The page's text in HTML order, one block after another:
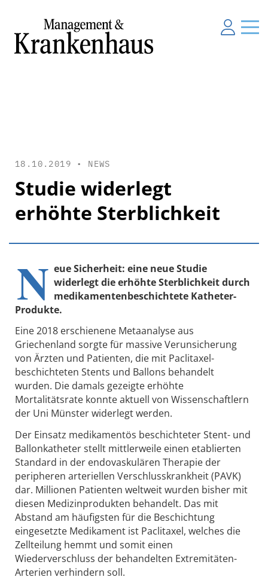
18.10.2019 • NEWS
Studie widerlegt
erhöhte Sterblichkeit
N eue Sicherheit: eine neue Studie
widerlegt die erhöhte Sterblichkeit durch
medikamentenbeschichtete Katheter-
Produkte.
Eine 2018 erschienene Metaanalyse aus
Griechenland sorgte für massive Verunsicherung
von Ärzten und Patienten, die mit Paclitaxel-
beschichteten Stents und Ballons behandelt
wurden. Die damals gezeigte erhöhte
Mortalitätsrate konnte aktuell von Wissenschaftlern
der Uni Münster widerlegt werden.
Der Einsatz medikamentös beschichteter Stent- und
Ballonkatheter stellt mittlerweile einen etablierten
Standard in der endovaskulären Therapie der
peripheren arteriellen Verschlusskrankheit (PAVK)
dar. Millionen Patienten weltweit wurden bisher mit
diesen Medizinprodukten behandelt. Das mit
Abstand am häufigsten für die Beschichtung
eingesetzte Medikament ist Paclitaxel, welches die
Zellteilung hemmt und somit einen
Wiederverschluss der behandelten Extremitäten-
Arterien verhindern soll.